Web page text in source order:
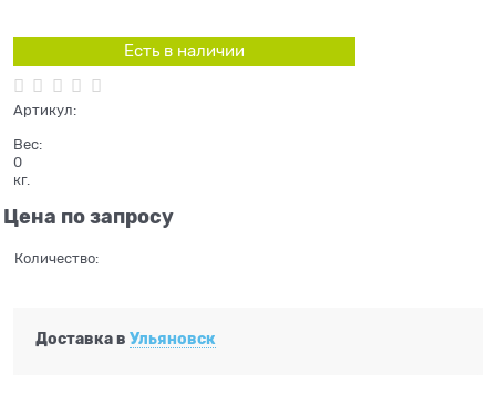
Есть в наличии
Артикул:
Вес:
0
кг.
Цена по запросу
Количество:
Доставка в Ульяновск